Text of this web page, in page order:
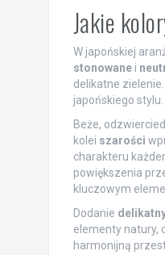
Jakie
W japońskiej
stonowanei
delikatne
japońskiego stylu.
Beże,
kolei szarości
charakteru
powiększenia
kluczowym
Dodanie
elementy natury,
harmonijną